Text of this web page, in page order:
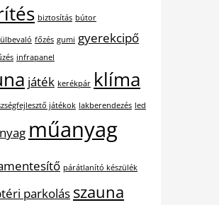
biztosítás bútor
főzés gumi gyerekcipő
infrapanel
játék kerékpár klíma
játékok lakberendezés led
műanyag
párátlanító készülék
parkolás szauna